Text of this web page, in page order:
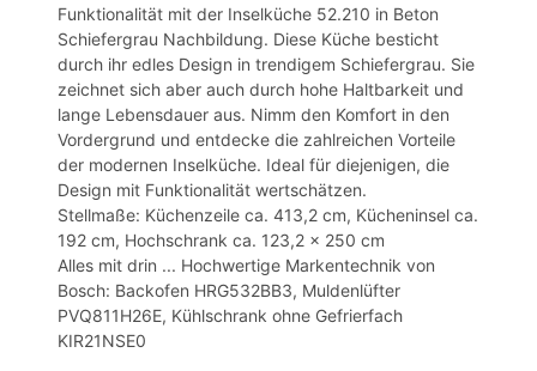
Funktionalität mit der Inselküche 52.210 in Beton
Schiefergrau Nachbildung. Diese Küche besticht
durch ihr edles Design in trendigem Schiefergrau. Sie
zeichnet sich aber auch durch hohe Haltbarkeit und
lange Lebensdauer aus. Nimm den Komfort in den
Vordergrund und entdecke die zahlreichen Vorteile
der modernen Inselküche. Ideal für diejenigen, die
Design mit Funktionalität wertschätzen.
Stellmaße: Küchenzeile ca. 413,2 cm, Kücheninsel ca.
192 cm, Hochschrank ca. 123,2 x 250 cm
Alles mit drin ... Hochwertige Markentechnik von
Bosch: Backofen HRG532BB3, Muldenlüfter
PVQ811H26E, Kühlschrank ohne Gefrierfach
KIR21NSE0